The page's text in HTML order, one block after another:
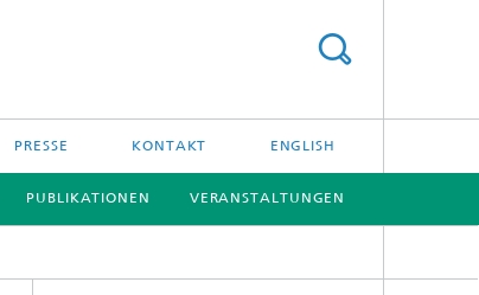
PRESSE KONTAKT ENGLISH
PUBLIKATIONEN VERANSTALTUNGEN